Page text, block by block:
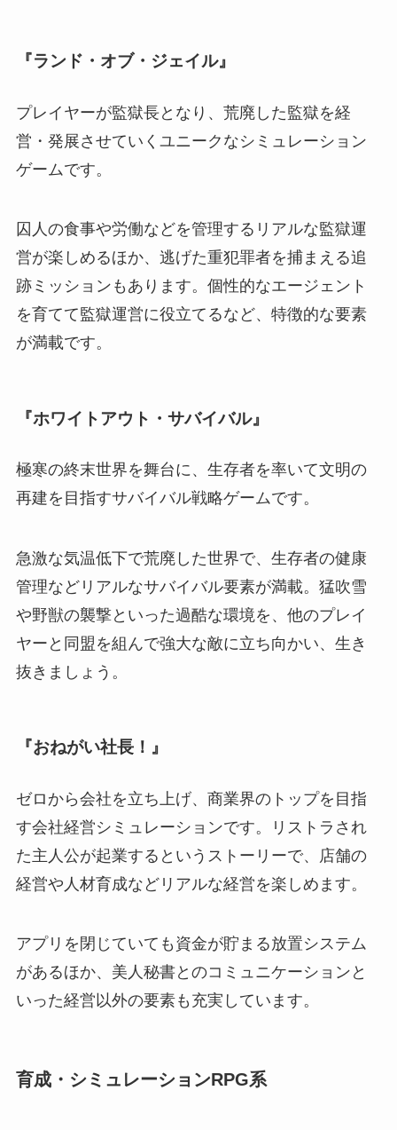
『ランド・オブ・ジェイル』
プレイヤーが監獄長となり、荒廃した監獄を経
営・発展させていくユニークなシミュレーション
ゲームです。
囚人の食事や労働などを管理するリアルな監獄運
営が楽しめるほか、逃げた重犯罪者を捕まえる追
跡ミッションもあります。個性的なエージェント
を育てて監獄運営に役立てるなど、特徴的な要素
が満載です。
『ホワイトアウト・サバイバル』
極寒の終末世界を舞台に、生存者を率いて文明の
再建を目指すサバイバル戦略ゲームです。
急激な気温低下で荒廃した世界で、生存者の健康
管理などリアルなサバイバル要素が満載。猛吹雪
や野獣の襲撃といった過酷な環境を、他のプレイ
ヤーと同盟を組んで強大な敵に立ち向かい、生き
抜きましょう。
『おねがい社長！』
ゼロから会社を立ち上げ、商業界のトップを目指
す会社経営シミュレーションです。リストラされ
た主人公が起業するというストーリーで、店舗の
経営や人材育成などリアルな経営を楽しめます。
アプリを閉じていても資金が貯まる放置システム
があるほか、美人秘書とのコミュニケーションと
いった経営以外の要素も充実しています。
育成・シミュレーションRPG系